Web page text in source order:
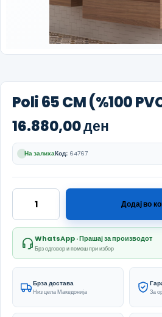
Poli 65 CM (%100
16.880,00ден
На залихаКод: 64767
Poli 65 CM (%100 PVC) количина
Додај во
WhatsApp · Прашај за производот
Брз одговор и помош при избор
Брза достава
Низ цела Македонија За